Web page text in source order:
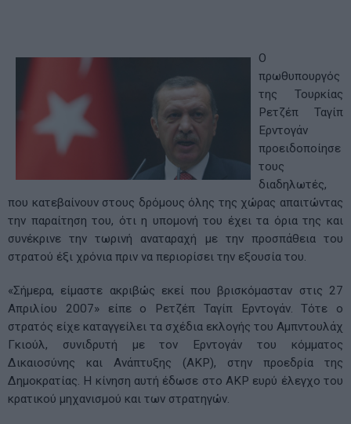
Ο
πρωθυπουργός
της Τουρκίας
Ρετζέπ Ταγίπ
Ερντογάν
προειδοποίησε
τους
διαδηλωτές,
που κατεβαίνουν στους δρόμους όλης της χώρας απαιτώντας
την παραίτηση του, ότι η υπομονή του έχει τα όρια της και
συνέκρινε την τωρινή αναταραχή με την προσπάθεια του
στρατού έξι χρόνια πριν να περιορίσει την εξουσία του.
«Σήμερα, είμαστε ακριβώς εκεί που βρισκόμασταν στις 27
Απριλίου 2007» είπε ο Ρετζέπ Ταγίπ Ερντογάν. Τότε ο
στρατός είχε καταγγείλει τα σχέδια εκλογής του Αμπντουλάχ
Γκιούλ, συνιδρυτή με τον Ερντογάν του κόμματος
Δικαιοσύνης και Ανάπτυξης (ΑΚP), στην προεδρία της
Δημοκρατίας. Η κίνηση αυτή έδωσε στο AKP ευρύ έλεγχο του
κρατικού μηχανισμού και των στρατηγών.